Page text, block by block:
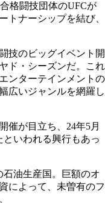
格闘技団体のUFCが
トナーシップを結び、
技のビッグイベント開
ド・シーズンだ。これ
ンターテインメントの
広いジャンルを網羅し
催が目立ち、24年5月
といわれる興行もあっ
油生産国。巨額のオ
によって、未曽有のフ